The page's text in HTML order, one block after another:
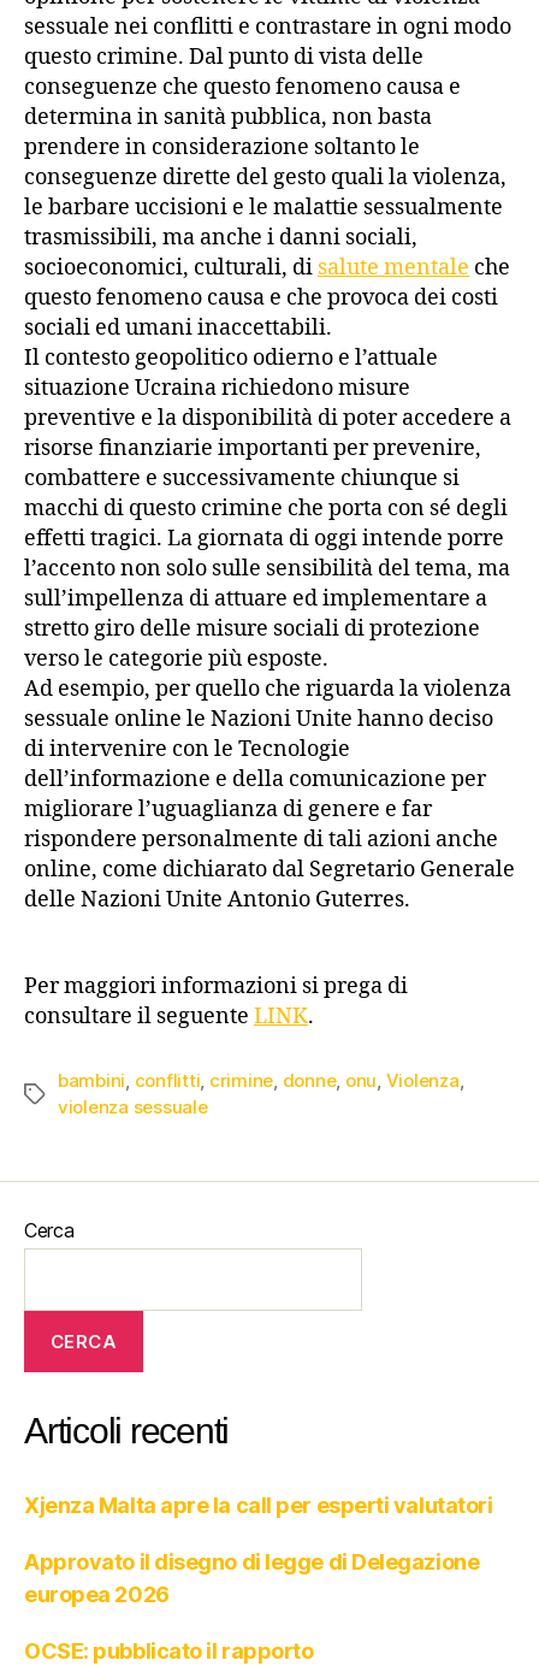
sessuale nei conflitti e contrastare in ogni modo
questo crimine. Dal punto di vista delle
conseguenze che questo fenomeno causa e
determina in sanità pubblica, non basta
prendere in considerazione soltanto le
conseguenze dirette del gesto quali la violenza,
le barbare uccisioni e le malattie sessualmente
trasmissibili, ma anche i danni sociali,
socioeconomici, culturali, di salute mentale che
questo fenomeno causa e che provoca dei costi
sociali ed umani inaccettabili.
Il contesto geopolitico odierno e l’attuale
situazione Ucraina richiedono misure
preventive e la disponibilità di poter accedere a
risorse finanziarie importanti per prevenire,
combattere e successivamente chiunque si
macchi di questo crimine che porta con sé degli
effetti tragici. La giornata di oggi intende porre
l’accento non solo sulle sensibilità del tema, ma
sull’impellenza di attuare ed implementare a
stretto giro delle misure sociali di protezione
verso le categorie più esposte.
Ad esempio, per quello che riguarda la violenza
sessuale online le Nazioni Unite hanno deciso
di intervenire con le Tecnologie
dell’informazione e della comunicazione per
migliorare l’uguaglianza di genere e far
rispondere personalmente di tali azioni anche
online, come dichiarato dal Segretario Generale
delle Nazioni Unite Antonio Guterres.
Per maggiori informazioni si prega di
consultare il seguente LINK.
bambini, conflitti, crimine, donne, onu, Violenza,
violenza sessuale
Cerca
CERCA
Articoli recenti
Xjenza Malta apre la call per esperti valutatori
Approvato il disegno di legge di Delegazione
europea 2026
OCSE: pubblicato il rapporto